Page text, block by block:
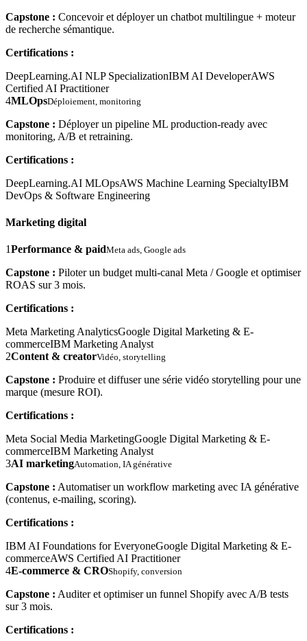
Capstone : Concevoir et déployer un chatbot multilingue + moteur
de recherche sémantique.
Certifications :
DeepLearning.AI NLP SpecializationIBM AI DeveloperAWS
Certified AI Practitioner
4MLOpsDéploiement, monitoring
Capstone : Déployer un pipeline ML production-ready avec
monitoring, A/B et retraining.
Certifications :
DeepLearning.AI MLOpsAWS Machine Learning SpecialtyIBM
DevOps & Software Engineering
Marketing digital
1Performance & paidMeta ads, Google ads
Capstone : Piloter un budget multi-canal Meta / Google et optimiser
ROAS sur 3 mois.
Certifications :
Meta Marketing AnalyticsGoogle Digital Marketing & E-
commerceIBM Marketing Analyst
2Content & creatorVidéo, storytelling
Capstone : Produire et diffuser une série vidéo storytelling pour une
marque (mesure ROI).
Certifications :
Meta Social Media MarketingGoogle Digital Marketing & E-
commerceIBM Marketing Analyst
3AI marketingAutomation, IA générative
Capstone : Automatiser un workflow marketing avec IA générative
(contenus, e-mailing, scoring).
Certifications :
IBM AI Foundations for EveryoneGoogle Digital Marketing & E-
commerceAWS Certified AI Practitioner
4E-commerce & CROShopify, conversion
Capstone : Auditer et optimiser un funnel Shopify avec A/B tests
sur 3 mois.
Certifications :